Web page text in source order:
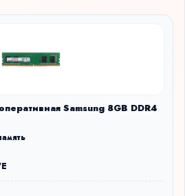
Samsung 8GB DDR4